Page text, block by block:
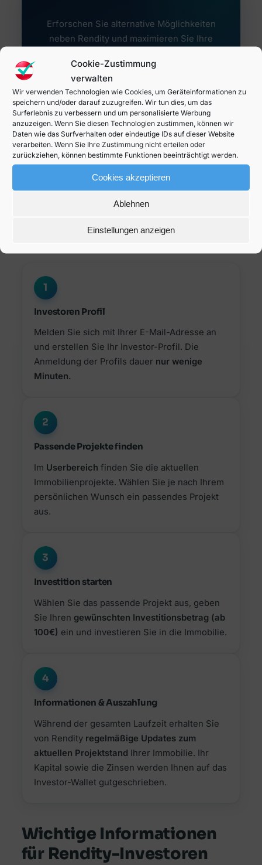
Cookie-Zustimmung
verwalten
Wir verwenden Technologien wie Cookies, um Geräteinformationen zu
speichern und/oder darauf zuzugreifen. Wir tun dies, um das
Surferlebnis zu verbessern und um personalisierte Werbung
anzuzeigen. Wenn Sie diesen Technologien zustimmen, können wir
Daten wie das Surfverhalten oder eindeutige IDs auf dieser Website
verarbeiten. Wenn Sie Ihre Zustimmung nicht erteilen oder
zurückziehen, können bestimmte Funktionen beeinträchtigt werden.
Cookies akzeptieren
Ablehnen
Einstellungen anzeigen
Erforschen Sie alternative Möglichkeiten
neben Rendity und maximieren Sie Ihre
💻 Online investieren
🏆 Attraktive Renditen
Konditionen ansehen
Investor?
1
Investoren Profil
Melden Sie sich mit Ihrer E-Mail-Adresse an
und erstellen Sie Ihr Investor-Profil. Die
Anmeldung der Profils dauer nur wenige
Minuten.
2
Passende Projekte finden
Im Userbereich finden Sie die aktuellen
Immobilienprojekte. Wählen Sie je nach Ihrem
persönlichen Wunsch ein passendes Projekt
aus.
3
Investition starten
Wählen Sie das passende Projekt aus, geben
Sie Ihren gewünschten Investitionsbetrag (ab
100€) ein und investieren Sie in die Immobilie.
4
Informationen & Auszahlung
Während der gesamten Laufzeit erhalten Sie
von Rendity regelmäßige Updates zum
aktuellen Projektstand Ihrer Immobilie. Ihr
Kapital sowie die Zinsen werden Ihnen auf das
Investor-Wallet gutgeschrieben.
Wichtige Informationen
für Rendity-Investoren